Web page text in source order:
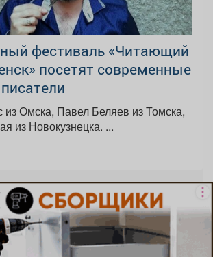
фестиваль «Читающий
посетят современные
Беляев из Томска,
Наталья Шицкая из Новокузнецка. ...